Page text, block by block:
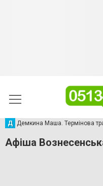
Д Демкина Маша. Термінова
Афіша